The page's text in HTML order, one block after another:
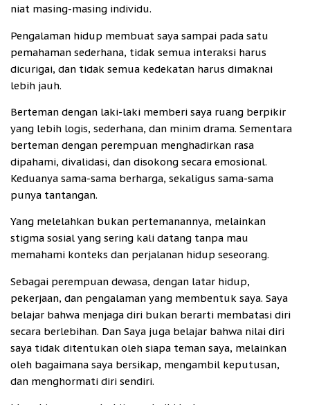
niat masing-masing individu.
Pengalaman hidup membuat saya sampai pada satu
pemahaman sederhana, tidak semua interaksi harus
dicurigai, dan tidak semua kedekatan harus dimaknai
lebih jauh.
Berteman dengan laki-laki memberi saya ruang berpikir
yang lebih logis, sederhana, dan minim drama. Sementara
berteman dengan perempuan menghadirkan rasa
dipahami, divalidasi, dan disokong secara emosional.
Keduanya sama-sama berharga, sekaligus sama-sama
punya tantangan.
Yang melelahkan bukan pertemanannya, melainkan
stigma sosial yang sering kali datang tanpa mau
memahami konteks dan perjalanan hidup seseorang.
Sebagai perempuan dewasa, dengan latar hidup,
pekerjaan, dan pengalaman yang membentuk saya. Saya
belajar bahwa menjaga diri bukan berarti membatasi diri
secara berlebihan. Dan Saya juga belajar bahwa nilai diri
saya tidak ditentukan oleh siapa teman saya, melainkan
oleh bagaimana saya bersikap, mengambil keputusan,
dan menghormati diri sendiri.